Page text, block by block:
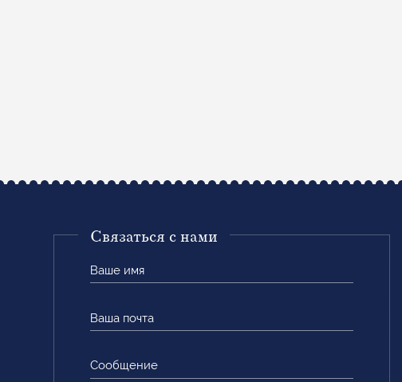
Связаться с нами
имя
почта
Сообщение